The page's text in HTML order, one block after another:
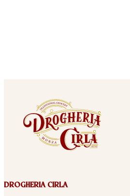
DROGHERIA CIRLA